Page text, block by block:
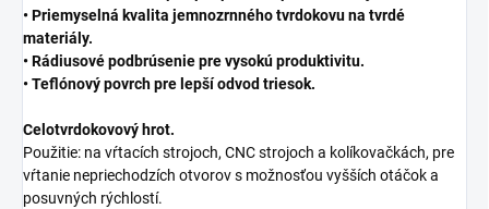
• Priemyselná kvalita jemnozrnného tvrdokovu na tvrdé
materiály.
• Rádiusové podbrúsenie pre vysokú produktivitu.
• Teflónový povrch pre lepší odvod triesok.
Celotvrdokovový hrot.
Použitie: na vŕtacích strojoch, CNC strojoch a kolíkovačkách, pre
vŕtanie nepriechodzích otvorov s možnosťou vyšších otáčok a
posuvných rýchlostí.